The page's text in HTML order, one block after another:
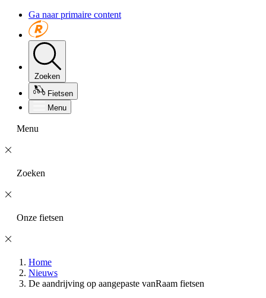
Ga naar primaire content
Zoeken
Fietsen
Menu
Menu
Zoeken
Onze fietsen
Home
Nieuws
De aandrijving op aangepaste vanRaam fietsen